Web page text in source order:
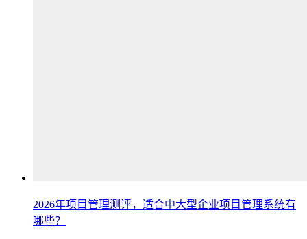
2026年项目管理测评，适合中大型企业项目管理系统有
哪些？